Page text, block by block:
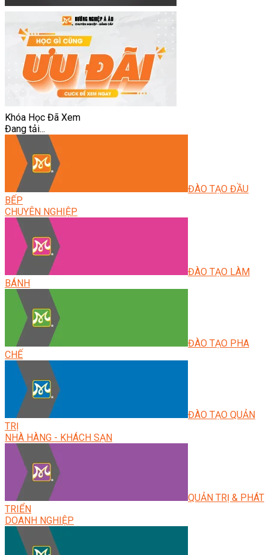
Khóa Học Đã Xem
Đang tải...
ĐÀO TẠO ĐẦU
BẾP
CHUYÊN NGHIỆP
ĐÀO TẠO LÀM
BÁNH
ĐÀO TẠO PHA
CHẾ
ĐÀO TẠO QUẢN
TRỊ
NHÀ HÀNG - KHÁCH SẠN
QUẢN TRỊ & PHÁT
TRIỂN
DOANH NGHIỆP